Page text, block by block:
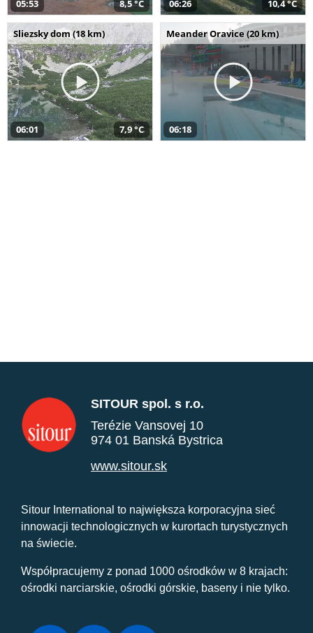
05:53 8,5 °C 06:26 10,4 °C
Sliezsky dom (18 km)
06:01 7,9 °C
Meander Oravice (20 km)
06:18
SITOUR spol. s r.o.
Terézie Vansovej 10
974 01 Banská Bystrica
www.sitour.sk
Sitour International to największa korporacyjna sieć
innowacji technologicznych w kurortach turystycznych
na świecie.
Współpracujemy z ponad 1000 ośrodków w 8 krajach:
ośrodki narciarskie, ośrodki górskie, baseny i nie tylko.